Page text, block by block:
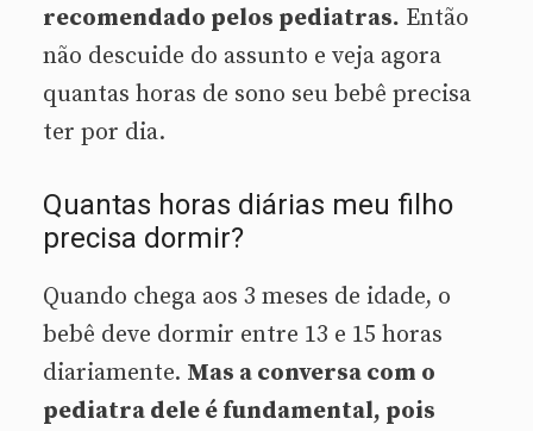
recomendado pelos pediatras. Então
não descuide do assunto e veja agora
quantas horas de sono seu bebê precisa
ter por dia.
Quantas horas diárias meu filho
precisa dormir?
Quando chega aos 3 meses de idade, o
bebê deve dormir entre 13 e 15 horas
diariamente. Mas a conversa com o
pediatra dele é fundamental, pois